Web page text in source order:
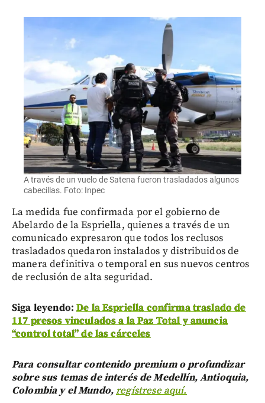
A través de un vuelo de Satena fueron trasladados algunos
cabecillas. Foto: Inpec
La medida fue confirmada por el gobierno de
Abelardo de la Espriella, quienes a través de un
comunicado expresaron que todos los reclusos
trasladados quedaron instalados y distribuidos de
manera definitiva o temporal en sus nuevos centros
de reclusión de alta seguridad.
Siga leyendo:De la Espriella confirma traslado de
117 presos vinculados a la Paz Total y anuncia
“control total” de las cárceles
Para consultar contenido premium o profundizar
sobre sus temas de interés de Medellín, Antioquia,
Colombia y el Mundo,regístrese aquí.